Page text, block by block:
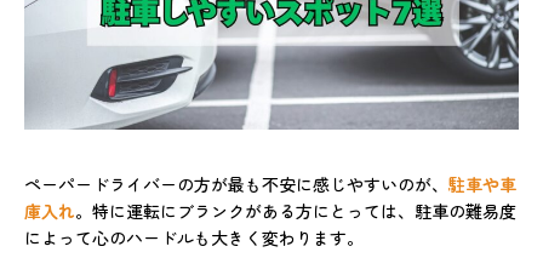
ペーパードライバーの方が最も不安に感じやすいのが、 駐車や車
庫入れ。特に運転にブランクがある方にとっては、駐車の難易度
によって心のハードルも大きく変わります。